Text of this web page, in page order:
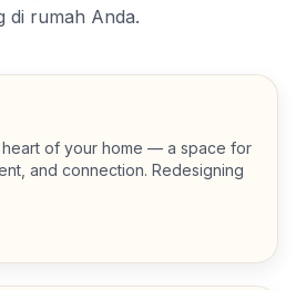
di rumah Anda.
heart of your home — a space for
and connection. Redesigning